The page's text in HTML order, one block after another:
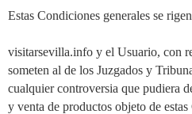
Estas Condiciones generales se
visitarsevilla.info y el Usuario, con
someten al de los Juzgados y
cualquier controversia que pudiera
y venta de productos objeto de